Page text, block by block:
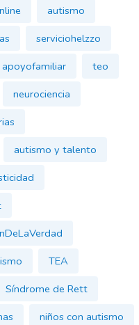
autismo
serviciohelzzo
apoyofamiliar
teo
neurociencia
autismo y talento
TEA
Síndrome de Rett
niños con autismo